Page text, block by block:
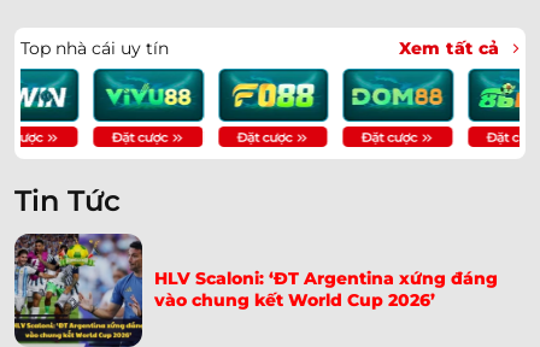
➤
➤ Cristiano Ronaldo được bênh vực sau thất bại trước
Tây Ban Nha
ĐT Anh nhận tin dữ sau chiến thắng trước Mexico
➤ ĐT Pháp đại thắng Na Uy nhờ hat-trick của Dembele
➤ Fan Trăm Tuổi Xuất Hiện Vì Messi | Cụ Bà Pauline
Kana
➤ Iran Tố Chịu Nhiều Bất Công, Gửi Đơn Lên FIFA Khẩn
Top nhà cái uy tín Xem tất cả
Tin Tức
HLV Scaloni: ‘ĐT Argentina xứng đáng
vào chung kết World Cup 2026’